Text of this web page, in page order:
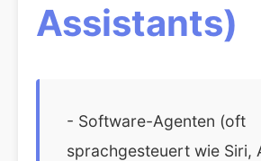
Assistants)
- Software-Agenten (oft
sprachgesteuert wie Siri,